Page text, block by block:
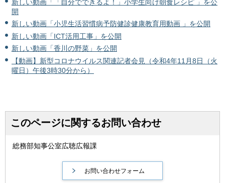
新しい動画「「自分でできるよ！」小学生向け朝食レシピ 」を公
開
新しい動画「小児生活習慣病予防健診健康教育用動画 」を公開
新しい動画「ICT活用工事」を公開
新しい動画「香川の野菜」を公開
【動画】新型コロナウイルス関連記者会見（令和4年11月8日（火
曜日）午後3時30分から）
このページに関するお問い合わせ
総務部知事公室広聴広報課